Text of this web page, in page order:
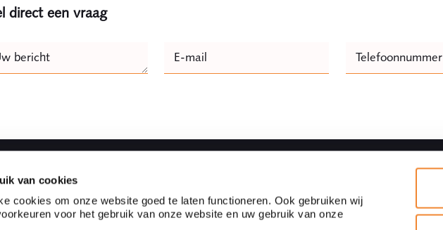
van cookies
cookies om onze website goed te laten functioneren. Ook gebruiken wij
voor het gebruik van onze website en uw gebruik van onze
direct een vraag
E-mail Telefoonnummer
bericht
advocaten- en
Partnerships